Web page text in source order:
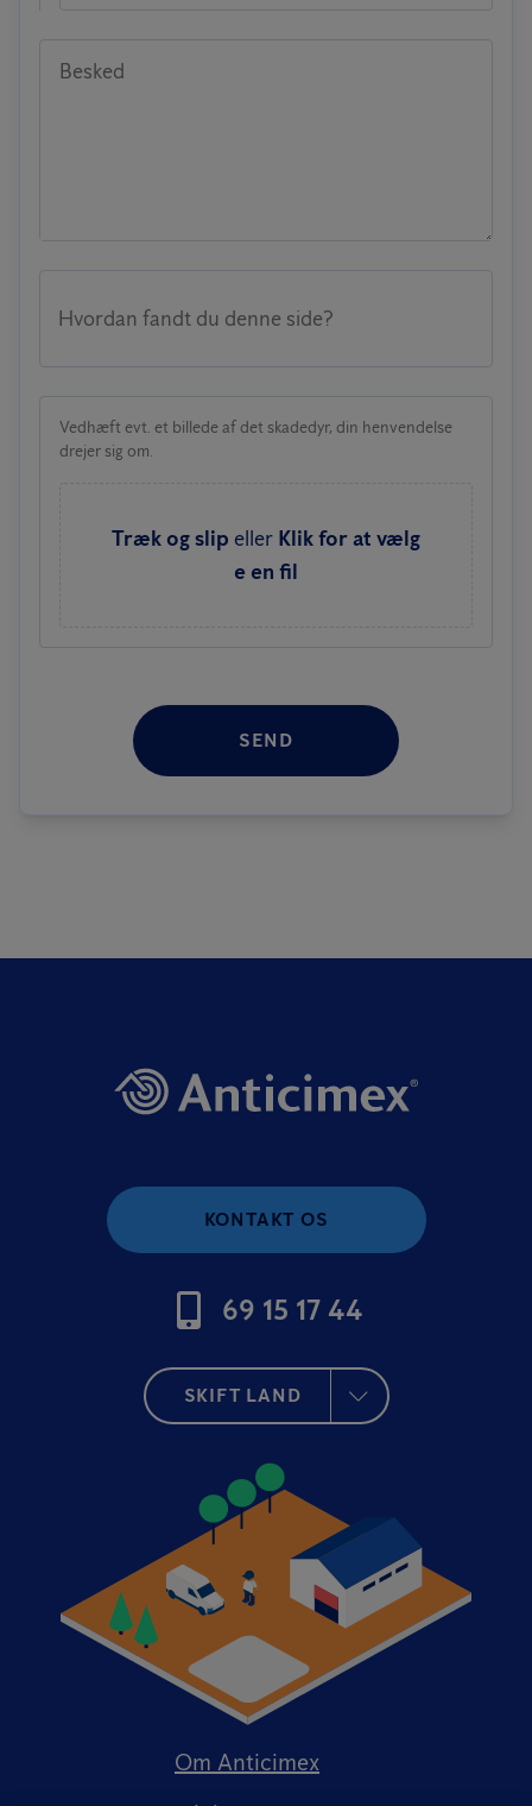
Besked
Hvordan fandt du denne side?
Vedhæft evt. et billede af det skadedyr, din henvendelse
drejer sig om.
Træk og slip eller Klik for at vælg
e en fil
SEND
KONTAKT OS
69 15 17 44
SKIFT LAND
Om Anticimex